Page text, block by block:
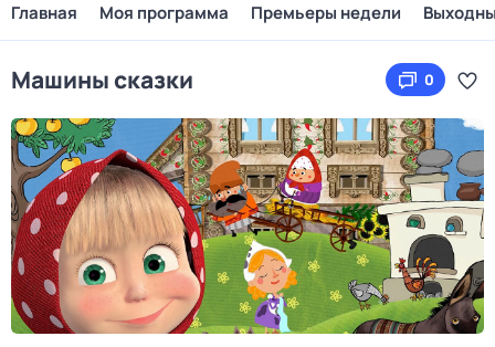
Главная Моя программа Премьеры недели
Машины сказки 0